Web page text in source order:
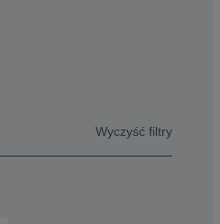
Wyczyść filtry